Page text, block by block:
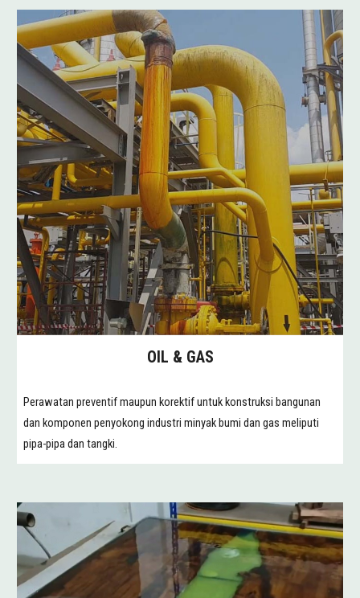
OIL & GAS
Perawatan preventif maupun korektif untuk konstruksi bangunan
dan komponen penyokong industri minyak bumi dan gas meliputi
pipa-pipa dan tangki.